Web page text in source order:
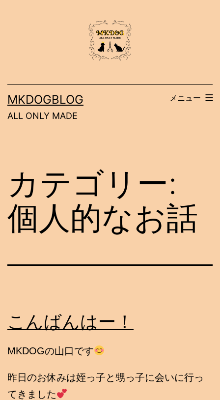
ス
MKDOGBLOG
ALL ONLY MADE
メニュー
カテゴリー:
個人的なお話
こんばんはー！
MKDOGの山口です
昨日のお休みは姪っ子と甥っ子に会いに行っ
てきました